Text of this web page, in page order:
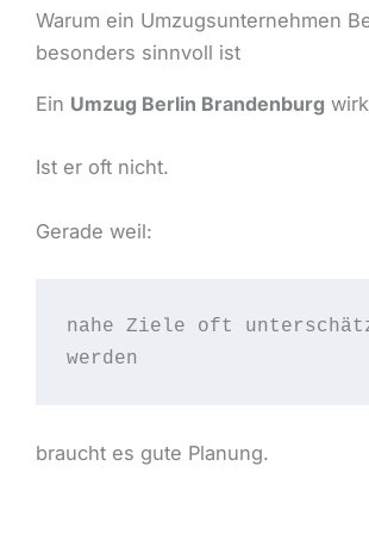
Warum ein Umzugsunternehmen
besonders sinnvoll ist
Ein Umzug Berlin Brandenburg
Ist er oft nicht.
Gerade weil:
nahe Ziele oft
werden
braucht es gute Planung.